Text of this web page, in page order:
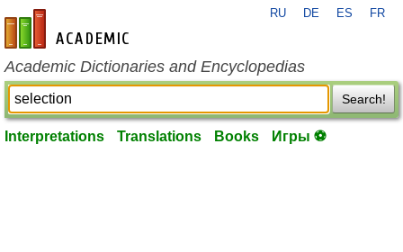
en-academic.com
RU DE ES FR
Academic Dictionaries and Encyclopedias
Search!
Interpretations Translations Books Игры ⚽